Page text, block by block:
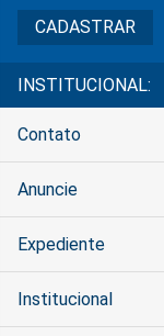
INSTITUCIONAL:
Contato
Anuncie
Expediente
Institucional